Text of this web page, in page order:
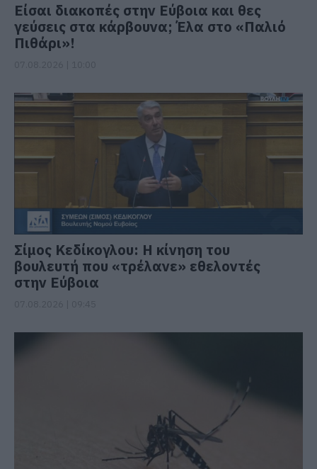
Είσαι διακοπές στην Εύβοια και θες
γεύσεις στα κάρβουνα; Έλα στο «Παλιό
Πιθάρι»!
Σίμος Κεδίκογλου: Η κίνηση του
βουλευτή που «τρέλανε» εθελοντές
στην Εύβοια